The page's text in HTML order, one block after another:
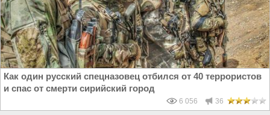
Как один русский спецназовец отбился от 40 террористов
и спас от смерти сирийский город
6 056 36